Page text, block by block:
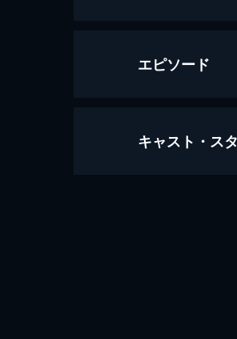
エピソード
オークション
キャスト・ス